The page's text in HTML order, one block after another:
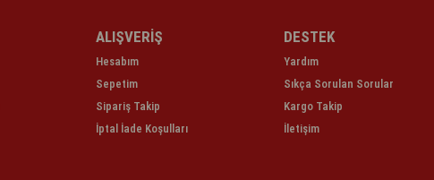
ALIŞVERİŞ
Hesabım
Sepetim
Sipariş Takip
İptal İade Koşulları
DESTEK
Yardım
Sıkça Sorulan Sorular
Kargo Takip
İletişim